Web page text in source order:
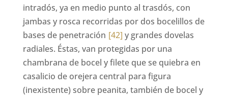
intradós, ya en medio punto al trasdós, con
jambas y rosca recorridas por dos bocelillos de
bases de penetración [42] y grandes dovelas
radiales. Éstas, van protegidas por una
chambrana de bocel y filete que se quiebra en
casalicio de orejera central para figura
(inexistente) sobre peanita, también de bocel y